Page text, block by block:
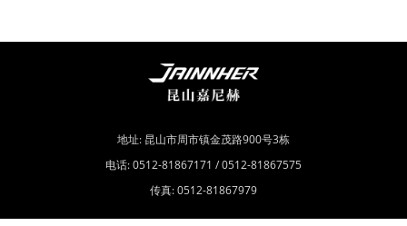
地址: 昆山市周市镇金茂路900号3栋
电话: 0512-81867171 / 0512-81867575
传真: 0512-81867979